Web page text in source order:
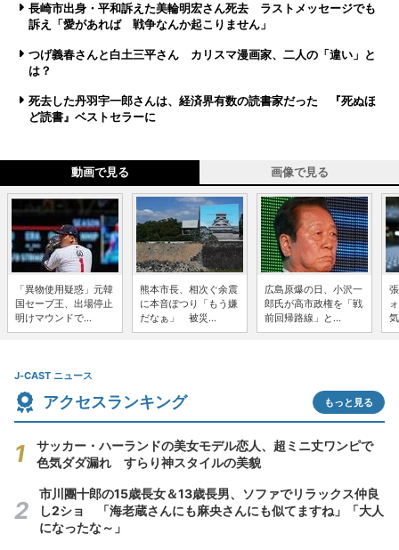
長崎市出身・平和訴えた美輪明宏さん死去 ラストメッセージでも
訴え「愛があれば 戦争なんか起こりません」
つげ義春さんと白土三平さん カリスマ漫画家、二人の「違い」と
は？
死去した丹羽宇一郎さんは、経済界有数の読書家だった 『死ぬほ
ど読書』ベストセラーに
動画で見る 画像で見る
「異物使用疑惑」元韓
国セーブ王、出場停止
明けマウンドで...
熊本市長、相次ぐ余震
に本音ぽつり「もう嫌
だなぁ」 被災...
広島原爆の日、小沢一
郎氏が高市政権を「戦
前回帰路線」と...
J-CAST ニュース
アクセスランキング もっと見る
サッカー・ハーランドの美女モデル恋人、超ミニ丈ワンピで
色気ダダ漏れ すらり神スタイルの美貌
市川團十郎の15歳長女＆13歳長男、ソファでリラックス仲良
し2ショ 「海老蔵さんにも麻央さんにも似てますね」「大人
になったな～」